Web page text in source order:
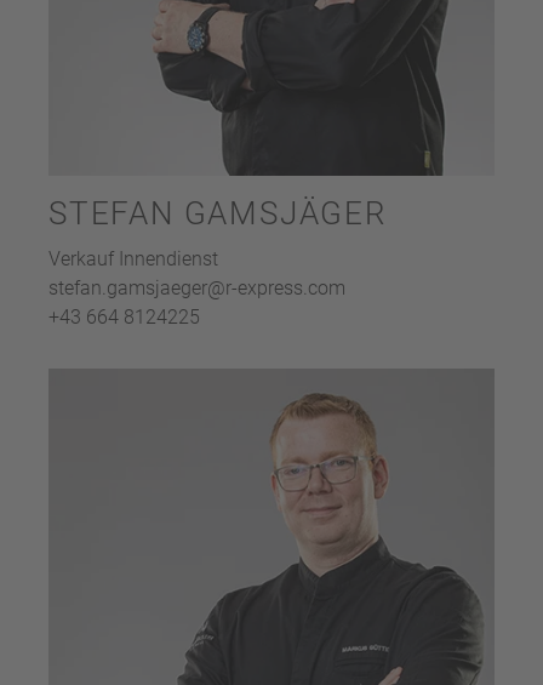
STEFAN GAMSJÄGER
Verkauf Innendienst
stefan.gamsjaeger@r-express.com
+43 664 8124225